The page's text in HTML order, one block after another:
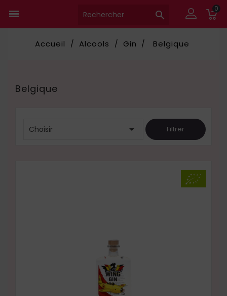
 
0
Accueil Alcools Gin Belgique
Belgique
Choisir  Filtrer